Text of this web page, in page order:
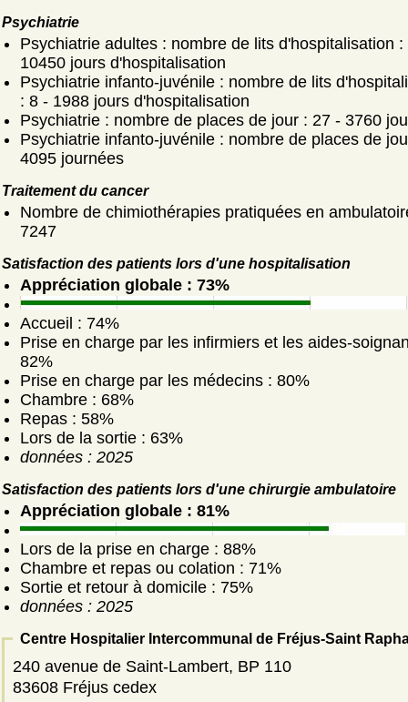
Psychiatrie
Psychiatrie adultes : nombre de lits d'hospitalisation :
10450 jours d'hospitalisation
Psychiatrie infanto-juvénile : nombre de lits
: 8 - 1988 jours d'hospitalisation
Psychiatrie : nombre de places de jour : 27 - 3760
Psychiatrie infanto-juvénile : nombre de places de
4095 journées
Traitement du cancer
Nombre de chimiothérapies pratiquées en
7247
Satisfaction des patients lors d'une hospitalisation
Appréciation globale : 73%
Accueil : 74%
Prise en charge par les infirmiers et les aides-
82%
Prise en charge par les médecins : 80%
Chambre : 68%
Repas : 58%
Lors de la sortie : 63%
données : 2025
Satisfaction des patients lors d'une chirurgie ambulatoire
Appréciation globale : 81%
Lors de la prise en charge : 88%
Chambre et repas ou colation : 71%
Sortie et retour à domicile : 75%
données : 2025
Centre Hospitalier Intercommunal de Fréjus-Saint
240 avenue de Saint-Lambert, BP 110
83608 Fréjus cedex